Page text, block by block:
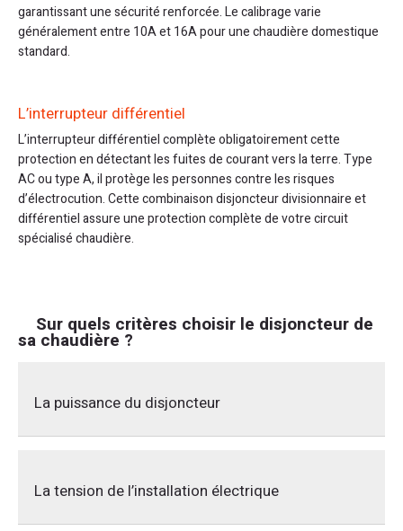
garantissant une sécurité renforcée. Le calibrage varie
généralement entre 10A et 16A pour une chaudière domestique
standard.
L’interrupteur différentiel
L’interrupteur différentiel complète obligatoirement cette
protection en détectant les fuites de courant vers la terre. Type
AC ou type A, il protège les personnes contre les risques
d’électrocution. Cette combinaison disjoncteur divisionnaire et
différentiel assure une protection complète de votre circuit
spécialisé chaudière.
Sur quels critères choisir le disjoncteur de
sa chaudière ?
La puissance du disjoncteur
déterminant pour votre sélection. Consultez
impérativement la notice technique de votre chaudière où
le fabricant précise le calibre exact requis. Cette
La tension de l’installation électrique